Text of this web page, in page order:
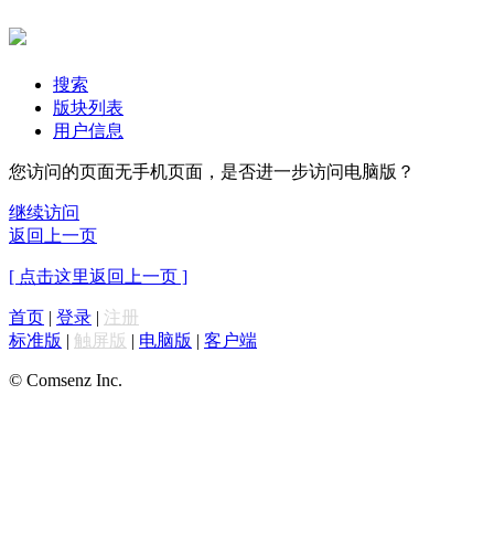
搜索
版块列表
用户信息
您访问的页面无手机页面，是否进一步访问电脑版？
继续访问
返回上一页
[ 点击这里返回上一页 ]
首页 | 登录 | 注册
标准版 | 触屏版 | 电脑版 | 客户端
© Comsenz Inc.